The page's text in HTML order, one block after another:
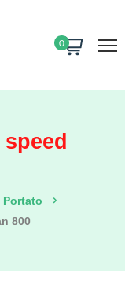
0
Portato
800